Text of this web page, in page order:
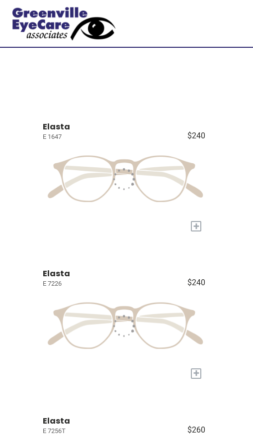
Elasta
E 1647 $240
+
Elasta
E 7226 $240
+
Elasta
E 7256T $260